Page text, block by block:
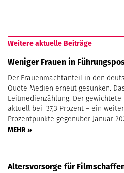
Weitere aktuelle Beiträge
Weniger Frauen in
Der Frauenmachtanteil in den
Quote Medien erneut gesunken.
Leitmedienzählung. Der
aktuell bei 37,3 Prozent – ein
Prozentpunkte gegenüber Januar
MEHR »
Altersvorsorge für